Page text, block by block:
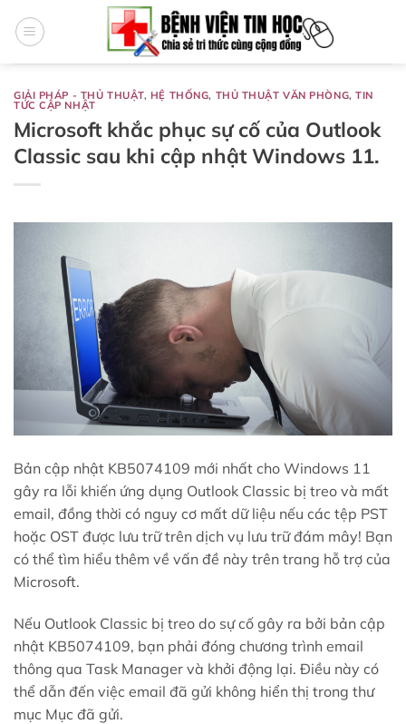
qua
GIẢI PHÁP - THỦ THUẬT, HỆ THỐNG, THỦ THUẬT VĂN PHÒNG,TIN
TỨC CẬP NHẬT
Microsoft khắc phục sự cố của Outlook
Classic sau khi cập nhật Windows 11.
Bản cập nhật KB5074109 mới nhất cho Windows 11
gây ra lỗi khiến ứng dụng Outlook Classic bị treo và mất
email, đồng thời có nguy cơ mất dữ liệu nếu các tệp PST
hoặc OST được lưu trữ trên dịch vụ lưu trữ đám mây! Bạn
có thể tìm hiểu thêm về vấn đề này trên trang hỗ trợ của
Microsoft.
Nếu Outlook Classic bị treo do sự cố gây ra bởi bản cập
nhật KB5074109, bạn phải đóng chương trình email
thông qua Task Manager và khởi động lại. Điều này có
thể dẫn đến việc email đã gửi không hiển thị trong thư
mục Mục đã gửi.